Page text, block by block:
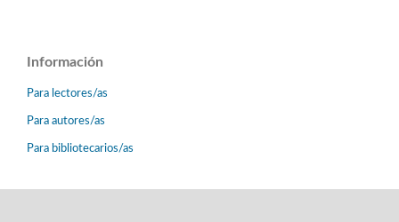
Información
Para lectores/as
Para autores/as
Para bibliotecarios/as